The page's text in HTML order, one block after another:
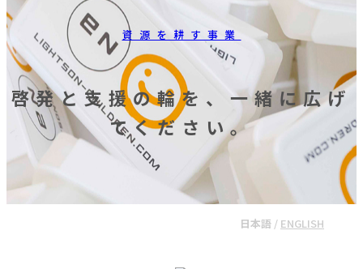
資源を耕す事業
啓発と支援の輪を、一緒に広げ
てください。
日本語 / ENGLISH